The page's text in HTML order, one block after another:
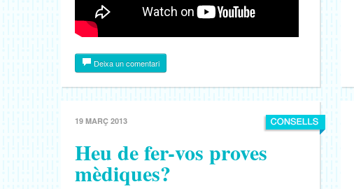
Deixa un comentari
19 MARÇ 2013
Heu de fer-vos proves
mèdiques?